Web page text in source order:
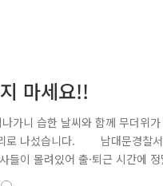
마세요!!
가니 습한 날씨와 함께 무더위
로 나섰습니다. 남대문경찰서
들이 몰려있어 출·퇴근 시간
하는데요.정체가 발생한 틈을